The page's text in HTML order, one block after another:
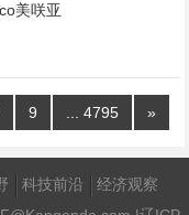
美咲亚
9 ... 4795 »
科技前沿
经济观察